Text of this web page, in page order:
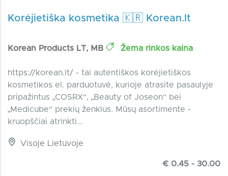
Korėjietiška kosmetika 🇰🇷 Korean.lt
Korean Products LT, MB Žema rinkos kaina
https://korean.lt/ - tai autentiškos korėjietiškos
kosmetikos el. parduotuvė, kurioje atrasite pasaulyje
pripažintus „COSRX“, „Beauty of Joseon“ bei
„Medicube“ prekių ženklus. Mūsų asortimente -
kruopščiai atrinkti...
Visoje Lietuvoje
€ 0.45 - 30.00